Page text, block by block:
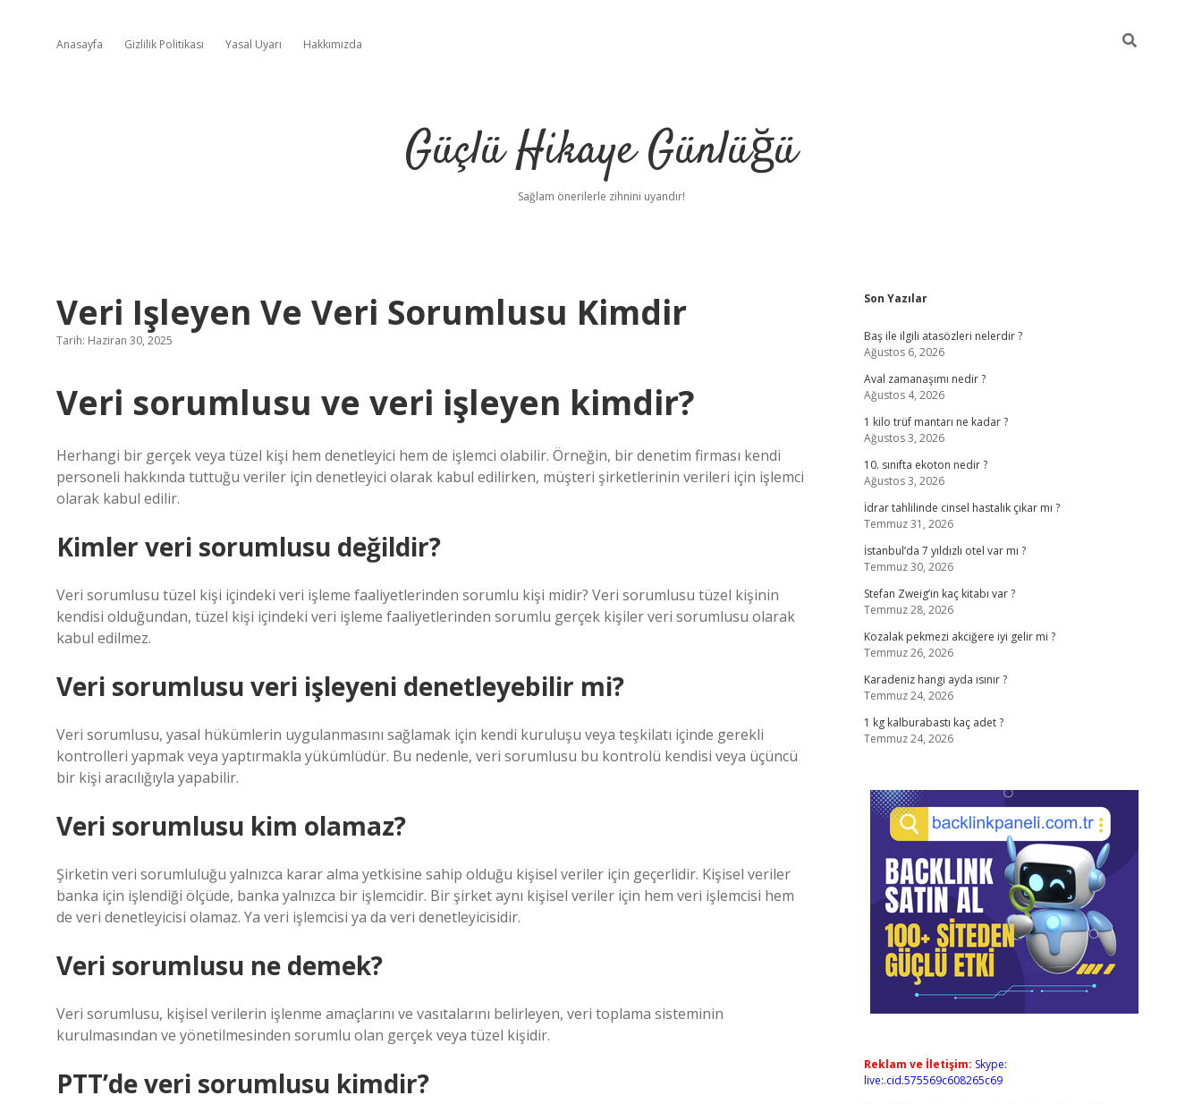
Anasayfa Gizlilik Politikası Yasal Uyarı Hakkımızda
Güçlü Hikaye Günlüğü
Sağlam önerilerle zihnini uyandır!
Veri Işleyen Ve Veri Sorumlusu Kimdir
Tarih: Haziran 30, 2025
Veri sorumlusu ve veri işleyen kimdir?
Herhangi bir gerçek veya tüzel kişi hem denetleyici hem de işlemci olabilir. Örneğin, bir denetim firması kendi
personeli hakkında tuttuğu veriler için denetleyici olarak kabul edilirken, müşteri şirketlerinin verileri için işlemci
olarak kabul edilir.
Kimler veri sorumlusu değildir?
Veri sorumlusu tüzel kişi içindeki veri işleme faaliyetlerinden sorumlu kişi midir? Veri sorumlusu tüzel kişinin
kendisi olduğundan, tüzel kişi içindeki veri işleme faaliyetlerinden sorumlu gerçek kişiler veri sorumlusu olarak
kabul edilmez.
Veri sorumlusu veri işleyeni denetleyebilir mi?
Veri sorumlusu, yasal hükümlerin uygulanmasını sağlamak için kendi kuruluşu veya teşkilatı içinde gerekli
kontrolleri yapmak veya yaptırmakla yükümlüdür. Bu nedenle, veri sorumlusu bu kontrolü kendisi veya üçüncü
bir kişi aracılığıyla yapabilir.
Veri sorumlusu kim olamaz?
Şirketin veri sorumluluğu yalnızca karar alma yetkisine sahip olduğu kişisel veriler için geçerlidir. Kişisel veriler
banka için işlendiği ölçüde, banka yalnızca bir işlemcidir. Bir şirket aynı kişisel veriler için hem veri işlemcisi hem
de veri denetleyicisi olamaz. Ya veri işlemcisi ya da veri denetleyicisidir.
Veri sorumlusu ne demek?
Veri sorumlusu, kişisel verilerin işlenme amaçlarını ve vasıtalarını belirleyen, veri toplama sisteminin
kurulmasından ve yönetilmesinden sorumlu olan gerçek veya tüzel kişidir.
PTT’de veri sorumlusu kimdir?
Sidebar
Son Yazılar
Baş ile ilgili atasözleri nelerdir ?
Ağustos 6, 2026
Aval zamanaşımı nedir ?
Ağustos 4, 2026
1 kilo trüf mantarı ne kadar ?
Ağustos 3, 2026
10. sınıfta ekoton nedir ?
Ağustos 3, 2026
İdrar tahlilinde cinsel hastalık çıkar mı ?
Temmuz 31, 2026
İstanbul’da 7 yıldızlı otel var mı ?
Temmuz 30, 2026
Stefan Zweig’in kaç kitabı var ?
Temmuz 28, 2026
Kozalak pekmezi akciğere iyi gelir mi ?
Temmuz 26, 2026
Karadeniz hangi ayda ısınır ?
Temmuz 24, 2026
1 kg kalburabastı kaç adet ?
Temmuz 24, 2026
Reklam ve İletişim: Skype:
live:.cid.575569c608265c69